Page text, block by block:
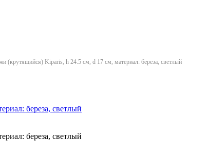
(крутящийся) Kiparis, h 24.5 см, d 17 см, материал: береза, светлый